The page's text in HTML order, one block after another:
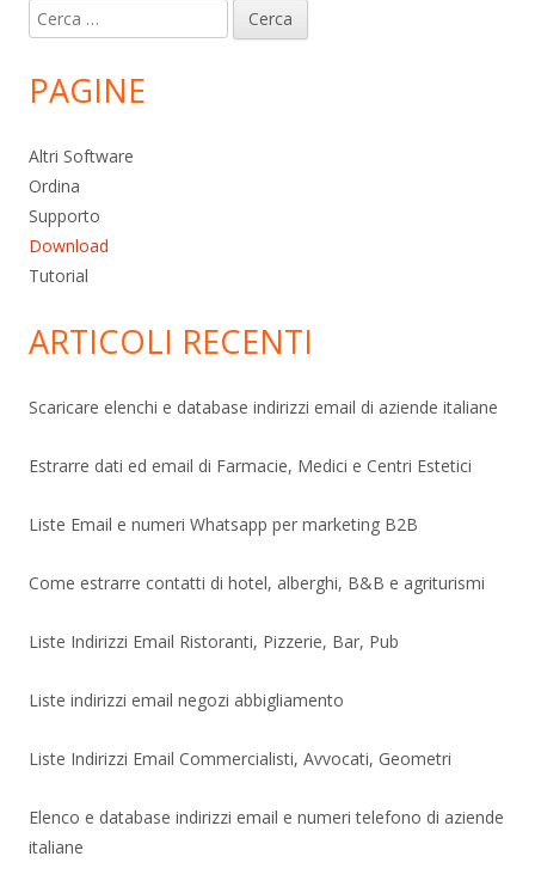
Ricerca
per:
PAGINE
Altri Software
Ordina
Supporto
Download
Tutorial
ARTICOLI RECENTI
Scaricare elenchi e database indirizzi email di aziende italiane
Estrarre dati ed email di Farmacie, Medici e Centri Estetici
Liste Email e numeri Whatsapp per marketing B2B
Come estrarre contatti di hotel, alberghi, B&B e agriturismi
Liste Indirizzi Email Ristoranti, Pizzerie, Bar, Pub
Liste indirizzi email negozi abbigliamento
Liste Indirizzi Email Commercialisti, Avvocati, Geometri
Elenco e database indirizzi email e numeri telefono di aziende
italiane